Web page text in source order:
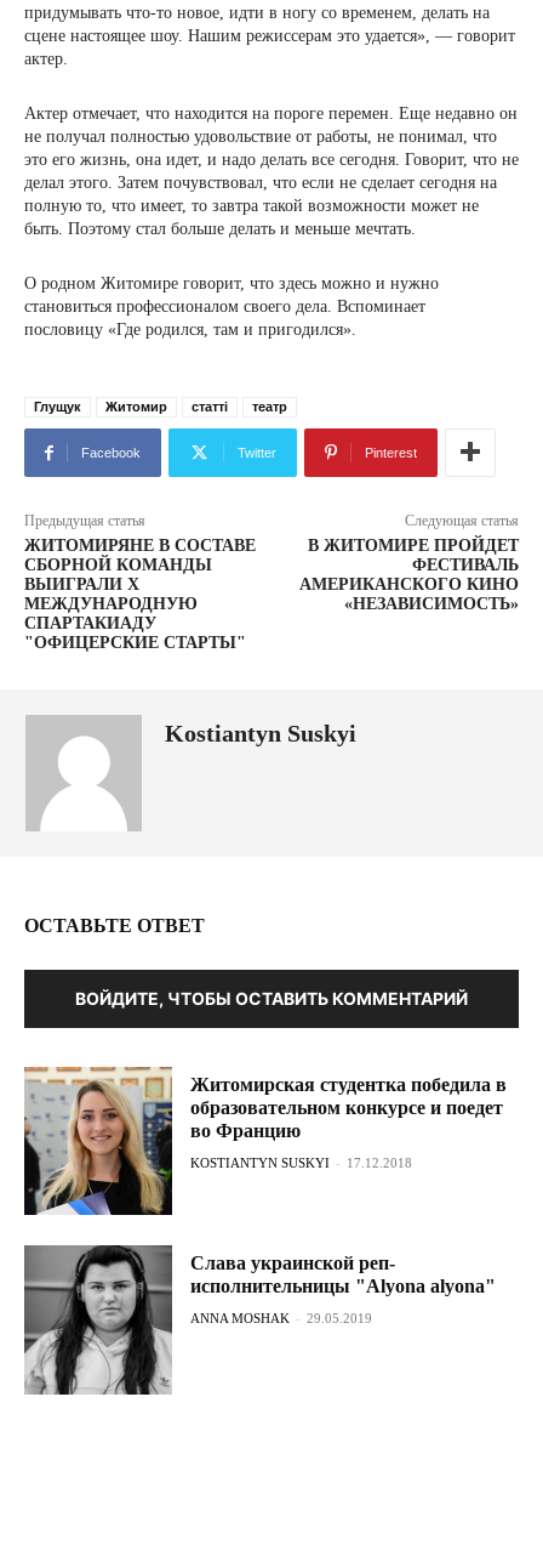
придумывать что-то новое, идти в ногу со временем, делать на
сцене настоящее шоу. Нашим режиссерам это удается», — говорит
актер.
Актер отмечает, что находится на пороге перемен. Еще недавно он
не получал полностью удовольствие от работы, не понимал, что
это его жизнь, она идет, и надо делать все сегодня. Говорит, что не
делал этого. Затем почувствовал, что если не сделает сегодня на
полную то, что имеет, то завтра такой возможности может не
быть. Поэтому стал больше делать и меньше мечтать.
О родном Житомире говорит, что здесь можно и нужно
становиться профессионалом своего дела. Вспоминает
пословицу «Где родился, там и пригодился».
Глущук Житомир статті театр
Facebook Twitter Pinterest
Предыдущая статья
ЖИТОМИРЯНЕ В СОСТАВЕ
СБОРНОЙ КОМАНДЫ
ВЫИГРАЛИ X
МЕЖДУНАРОДНУЮ
СПАРТАКИАДУ
"ОФИЦЕРСКИЕ СТАРТЫ"
Следующая статья
В ЖИТОМИРЕ ПРОЙДЕТ
ФЕСТИВАЛЬ
АМЕРИКАНСКОГО КИНО
«НЕЗАВИСИМОСТЬ»
Kostiantyn Suskyi
ОСТАВЬТЕ ОТВЕТ
ВОЙДИТЕ, ЧТОБЫ ОСТАВИТЬ КОММЕНТАРИЙ
Житомирская студентка победила в
образовательном конкурсе и поедет
во Францию
KOSTIANTYN SUSKYI - 17.12.2018
Слава украинской реп-
исполнительницы "Аlyona alyona"
ANNA MOSHAK - 29.05.2019